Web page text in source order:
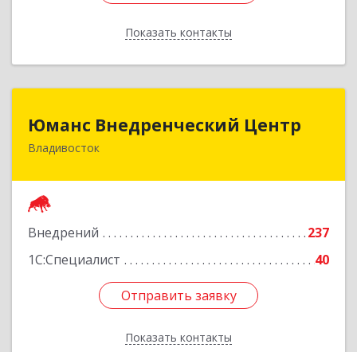
Показать контакты
Назад
Юманс Внедренческий Центр
Владивосток
Внедрений
237
1С:Специалист
40
Отправить заявку
Показать контакты
Юманс Внедренческий Центр
690014, Приморский край, Владивосток г,
Отправить заявку
Назад